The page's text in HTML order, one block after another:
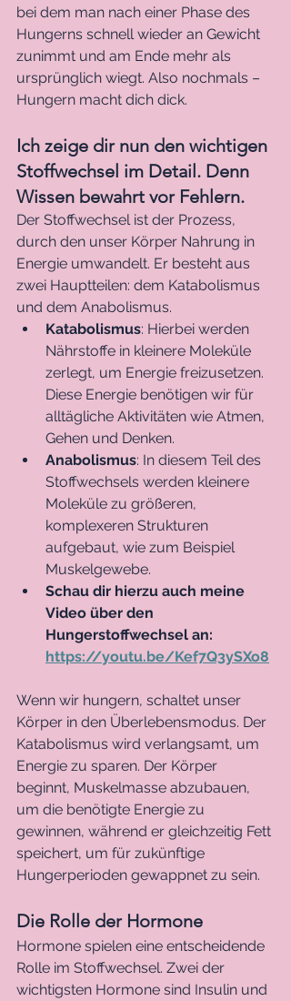
bei dem man nach einer Phase des
Hungerns schnell wieder an Gewicht
zunimmt und am Ende mehr als
ursprünglich wiegt. Also nochmals –
Hungern macht dich dick.
Ich zeige dir nun den wichtigen
Stoffwechsel im Detail. Denn
Wissen bewahrt vor Fehlern.
Der Stoffwechsel ist der Prozess,
durch den unser Körper Nahrung in
Energie umwandelt. Er besteht aus
zwei Hauptteilen: dem Katabolismus
und dem Anabolismus.
Katabolismus: Hierbei werden
Nährstoffe in kleinere Moleküle
zerlegt, um Energie freizusetzen.
Diese Energie benötigen wir für
alltägliche Aktivitäten wie Atmen,
Gehen und Denken.
Anabolismus: In diesem Teil des
Stoffwechsels werden kleinere
Moleküle zu größeren,
komplexeren Strukturen
aufgebaut, wie zum Beispiel
Muskelgewebe.
Schau dir hierzu auch meine
Video über den
Hungerstoffwechsel an:
https://youtu.be/Kef7Q3ySXo8
Wenn wir hungern, schaltet unser
Körper in den Überlebensmodus. Der
Katabolismus wird verlangsamt, um
Energie zu sparen. Der Körper
beginnt, Muskelmasse abzubauen,
um die benötigte Energie zu
gewinnen, während er gleichzeitig Fett
speichert, um für zukünftige
Hungerperioden gewappnet zu sein.
Die Rolle der Hormone
Hormone spielen eine entscheidende
Rolle im Stoffwechsel. Zwei der
wichtigsten Hormone sind Insulin und